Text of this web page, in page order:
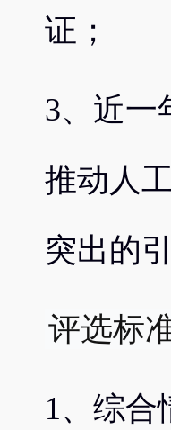
证；
3、近一
推动人
突出的
评选标
1、综合